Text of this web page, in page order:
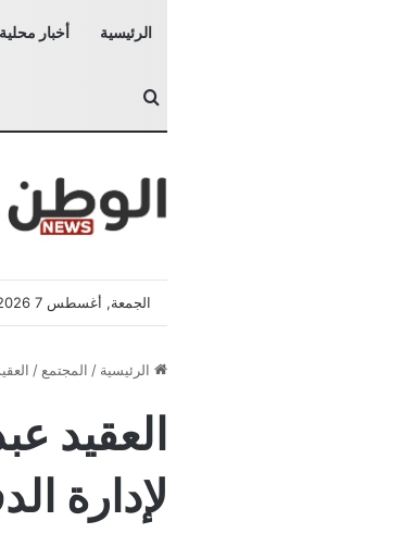
الرئيسية أخبار محلية
بحث عن
الجمعة, أغسطس 7 2026
الرئيسية / المجتمع /
العقيد
لإدارة